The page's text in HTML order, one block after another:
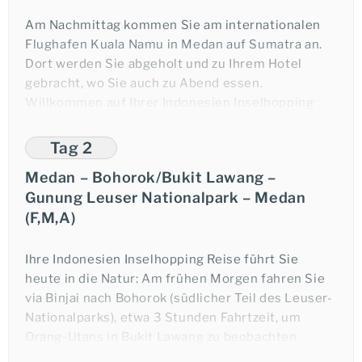
Südostasien von Anfang bis Ende durchdacht ist und
Sie sich vollkommen auf Ihre Entdeckungen
konzentrieren können.
Am Nachmittag kommen Sie am internationalen
Flughafen Kuala Namu in Medan auf Sumatra an.
Dort werden Sie abgeholt und zu Ihrem Hotel
gebracht, wo Sie auch zu Abend essen.
Willkommen auf Ihrer Indonesien Inselhopping
Übernachtung in Medan.
Tag 2
Medan – Bohorok/Bukit Lawang –
Gunung Leuser Nationalpark – Medan
(F,M,A)
Ihre Indonesien Inselhopping Reise führt Sie
heute in die Natur: Am frühen Morgen fahren Sie
via Binjai nach Bohorok (südlicher Teil des Leuser-
Nationalparks), etwa 3 Stunden Fahrtzeit, um
Orang-Utans in Bukit Lawang zu beobachten.